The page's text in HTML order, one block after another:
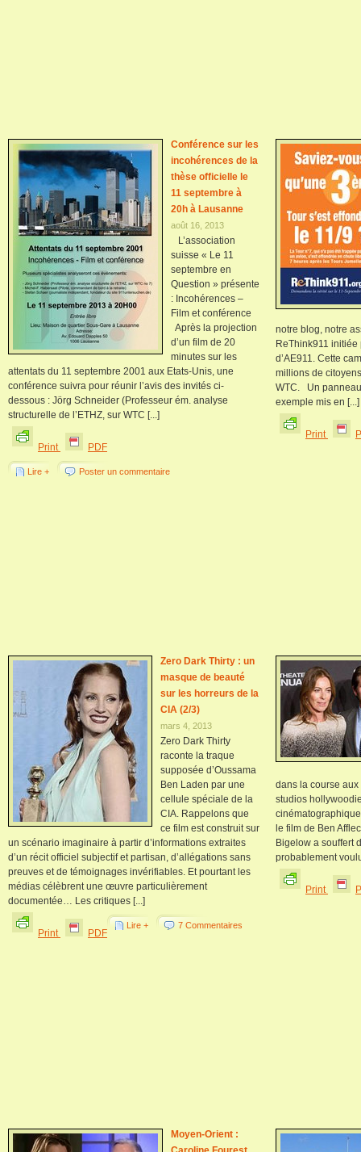
Conférence sur les
incohérences de la
thèse officielle le
11 septembre à
20h à Lausanne
août 16, 2013
L’association
suisse « Le 11
septembre en
Question » présente
: Incohérences –
Film et conférence
Après la projection
d’un film de 20
minutes sur les
attentats du 11 septembre 2001 aux Etats-Unis, une
conférence suivra pour réunir l’avis des invités ci-
dessous : Jörg Schneider (Professeur ém. analyse
structurelle de l’ETHZ, sur WTC [...]
Print PDF
Lire + Poster un commentaire
notre blog, notre
ReThink911
d’AE911. Cette
millions de
WTC. Un
exemple mis en [...]
Print
Zero Dark Thirty : un
masque de beauté
sur les horreurs de la
CIA (2/3)
mars 4, 2013
Zero Dark Thirty
raconte la traque
supposée d’Oussama
Ben Laden par une
cellule spéciale de la
CIA. Rappelons que
ce film est construit sur
un scénario imaginaire à partir d’informations extraites
d’un récit officiel subjectif et partisan, d’allégations sans
preuves et de témoignages invérifiables. Et pourtant les
médias célèbrent une œuvre particulièrement
documentée… Les critiques [...]
Print PDF
Lire + 7 Commentaires
dans la course
studios
le film de Ben
Bigelow a souffert
probablement
Print
Moyen-Orient :